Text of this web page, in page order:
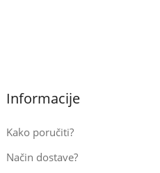
Informacije
Kako poručiti?
Način dostave?